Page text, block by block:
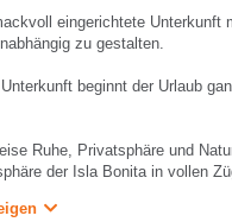
eingerichtete
zu gestalten.
beginnt der Urlaub
Ruhe, Privatsphäre und
der Isla Bonita in vollen